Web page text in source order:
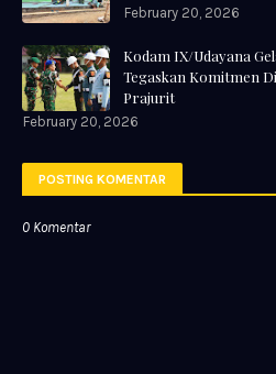
February 20, 2026
Kodam IX/Udayana
Tegaskan Komitmen
Prajurit
February 20, 2026
POSTING KOMENTAR
0 Komentar